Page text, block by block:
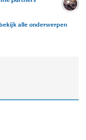
alle onderwerpen